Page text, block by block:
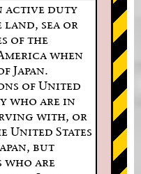
active duty
sea or
of the
when
Japan.
of United
who are in
with, or
United States
but
who are